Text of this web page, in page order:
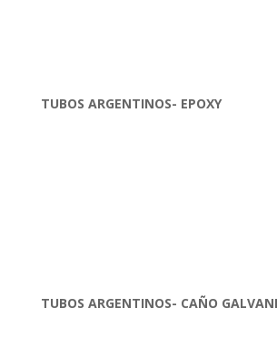
TUBOS ARGENTINOS- EPOXY
TUBOS ARGENTINOS- CAÑO